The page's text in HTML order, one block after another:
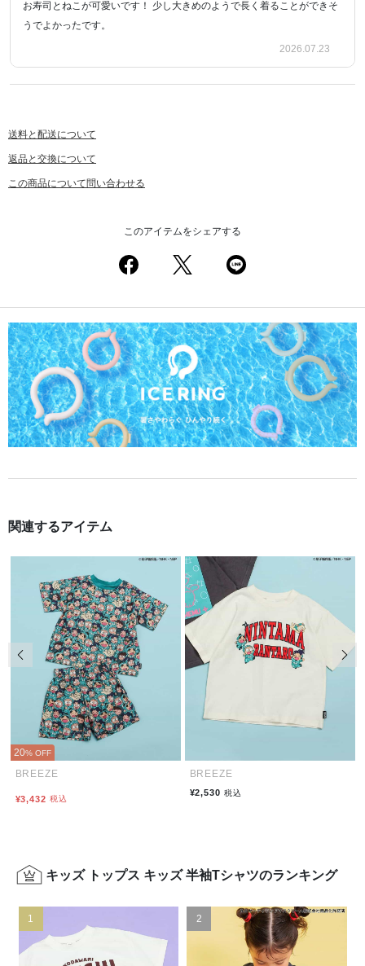
お寿司とねこが可愛いです！ 少し大きめのようで長く着ることができそ
うでよかったです。
2026.07.23
送料と配送について
返品と交換について
この商品について問い合わせる
このアイテムをシェアする
関連するアイテム
20% OFF
BREEZE
¥3,432 税込
BREEZE
¥2,530税込
前の画像 次
キッズ トップス キッズ 半袖Tシャツのランキング
1 2